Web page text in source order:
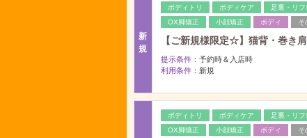
新
規
ボディトリ ボディケア 足裏・リフ
OX脚矯正
小顔矯正 ボディ そ
【ご新規様限定☆】猫背・巻き
提示条件： 予約時＆入店時
利用条件： 新規
ボディトリ ボディケア 足裏・リフ
OX脚矯正
小顔矯正 ボディ そ